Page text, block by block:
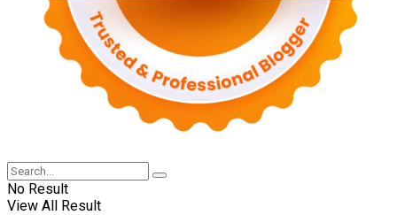
No Result
View All Result